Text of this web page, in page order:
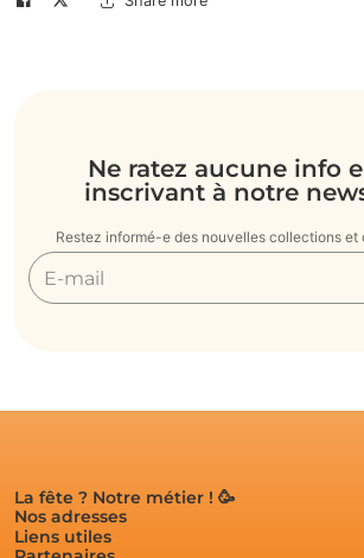
Ne ratez aucune info
inscrivant à notre
Restez informé-e des nouvelles collections et
E-
La fête ? Notre métier ! 🥳La fête ? Notre métier ! 🥳
Nos adresses
Liens utiles